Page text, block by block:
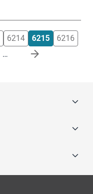
6214 6215
6216
…